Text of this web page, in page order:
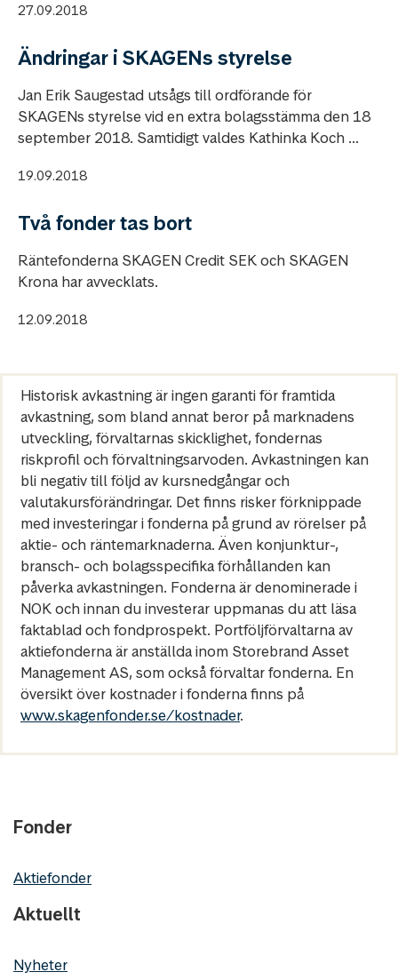
27.09.2018
Ändringar i SKAGENs styrelse
Jan Erik Saugestad utsågs till ordförande för
SKAGENs styrelse vid en extra bolagsstämma den 18
september 2018. Samtidigt valdes Kathinka Koch ...
19.09.2018
Två fonder tas bort
Räntefonderna SKAGEN Credit SEK och SKAGEN
Krona har avvecklats.
12.09.2018
Historisk avkastning är ingen garanti för framtida
avkastning, som bland annat beror på marknadens
utveckling, förvaltarnas skicklighet, fondernas
riskprofil och förvaltningsarvoden. Avkastningen kan
bli negativ till följd av kursnedgångar och
valutakursförändringar. Det finns risker förknippade
med investeringar i fonderna på grund av rörelser på
aktie- och räntemarknaderna. Även konjunktur-,
bransch- och bolagsspecifika förhållanden kan
påverka avkastningen. Fonderna är denominerade i
NOK och innan du investerar uppmanas du att läsa
faktablad och fondprospekt. Portföljförvaltarna av
aktiefonderna är anställda inom Storebrand Asset
Management AS, som också förvaltar fonderna. En
översikt över kostnader i fonderna finns på
www.skagenfonder.se/kostnader.
Fonder
Aktiefonder
Aktuellt
Nyheter